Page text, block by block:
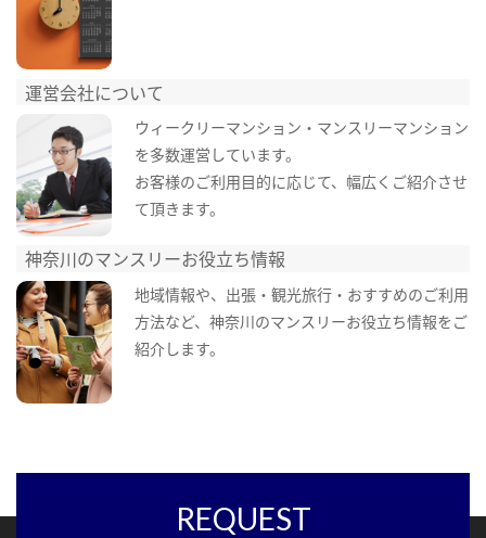
運営会社について
ウィークリーマンション・マンスリーマンション
を多数運営しています。
お客様のご利用目的に応じて、幅広くご紹介させ
て頂きます。
神奈川のマンスリーお役立ち情報
地域情報や、出張・観光旅行・おすすめのご利用
方法など、神奈川のマンスリーお役立ち情報をご
紹介します。
REQUEST